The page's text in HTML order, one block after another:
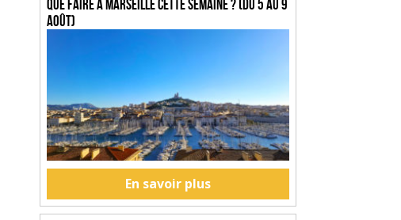
Que faire à Marseille cette semaine ? (du 5 au 9
août)
En savoir plus